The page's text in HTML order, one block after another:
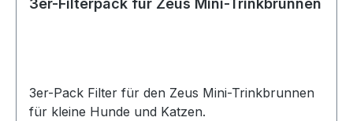
3er-Filterpack für Zeus Mini-Trinkbrunnen
3er-Pack Filter für den Zeus Mini-Trinkbrunnen
für kleine Hunde und Katzen.